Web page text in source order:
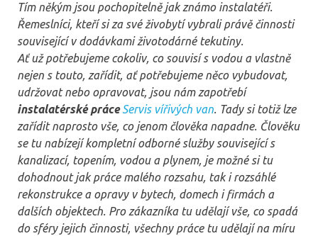
Tím někým jsou pochopitelně jak známo instalatéři.
Řemeslníci, kteří si za své živobytí vybrali právě činnosti
související v dodávkami životodárné tekutiny.
Ať už potřebujeme cokoliv, co souvisí s vodou a vlastně
nejen s touto, zařídit, ať potřebujeme něco vybudovat,
udržovat nebo opravovat, jsou nám zapotřebí
instalatérské práce Servis vířivých van. Tady si totiž lze
zařídit naprosto vše, co jenom člověka napadne. Člověku
se tu nabízejí kompletní odborné služby související s
kanalizací, topením, vodou a plynem, je možné si tu
dohodnout jak práce malého rozsahu, tak i rozsáhlé
rekonstrukce a opravy v bytech, domech i firmách a
dalších objektech. Pro zákazníka tu udělají vše, co spadá
do sféry jejich činnosti, všechny práce tu udělají na míru